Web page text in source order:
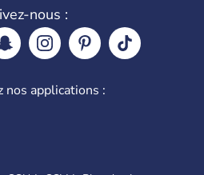
nous :
nos applications :